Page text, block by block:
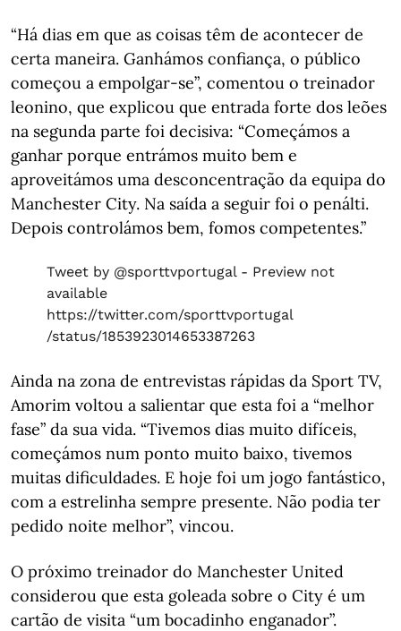
“Há dias em que as coisas têm de acontecer de
certa maneira. Ganhámos confiança, o público
começou a empolgar-se”, comentou o treinador
leonino, que explicou que entrada forte dos leões
na segunda parte foi decisiva: “Começámos a
ganhar porque entrámos muito bem e
aproveitámos uma desconcentração da equipa do
Manchester City. Na saída a seguir foi o penálti.
Depois controlámos bem, fomos competentes.”
Tweet by @sporttvportugal - Preview not
available
https://twitter.com/sporttvportugal
/status/1853923014653387263
Ainda na zona de entrevistas rápidas da Sport TV,
Amorim voltou a salientar que esta foi a “melhor
fase” da sua vida. “Tivemos dias muito difíceis,
começámos num ponto muito baixo, tivemos
muitas dificuldades. E hoje foi um jogo fantástico,
com a estrelinha sempre presente. Não podia ter
pedido noite melhor”, vincou.
O próximo treinador do Manchester United
considerou que esta goleada sobre o City é um
cartão de visita “um bocadinho enganador”.